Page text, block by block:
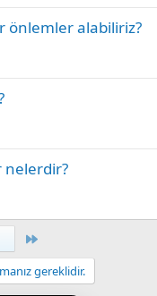
önlemler alabiliriz?
nelerdir?
gereklidir.